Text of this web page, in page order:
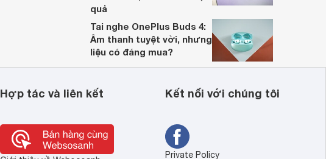
quả
Tai nghe OnePlus Buds 4:
Âm thanh tuyệt vời, nhưng
liệu có đáng mua?
Hợp tác và liên kết Kết nối với chúng tôi
Private Policy